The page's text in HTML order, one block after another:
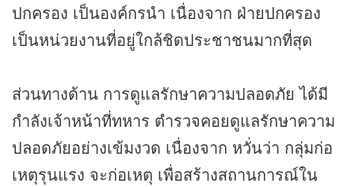
ปกครอง เป็นองค์กรนำ เนื่องจาก ฝ่ายปกครอง
เป็นหน่วยงานที่อยู่ใกล้ชิดประชาชนมากที่สุด
ส่วนทางด้าน การดูแลรักษาความปลอดภัย ได้มี
กำลังเจ้าหน้าที่ทหาร ตำรวจคอยดูแลรักษาความ
ปลอดภัยอย่างเข้มงวด เนื่องจาก หวั่นว่า กลุ่มก่อ
เหตุรุนแรง จะก่อเหตุ เพื่อสร้างสถานการณ์ใน